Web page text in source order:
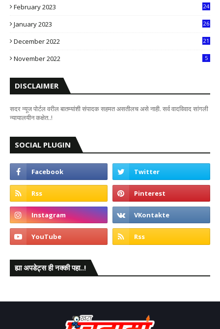
February 2023
24
January 2023
26
December 2022
21
November 2022 5
DISCLAIMER
सदर न्यूज पोर्टल वरील बातम्यांशी संपादक सहमत असतीलच असे नाही. सर्व वादविवाद सांगली
न्यायालयीन कक्षेत..!
SOCIAL PLUGIN
ह्या अपडेट्स ही नक्की पहा..!